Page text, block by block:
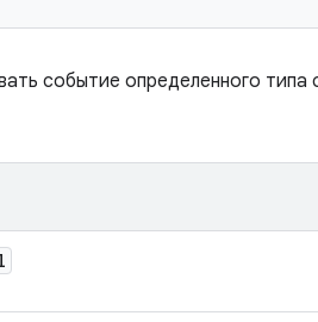
событие определенного